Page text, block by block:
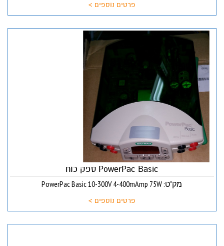
פרטים נוספים >
PowerPac Basic ספק כוח
מק"ט: PowerPac Basic 10-300V 4-400mAmp 75W
פרטים נוספים >